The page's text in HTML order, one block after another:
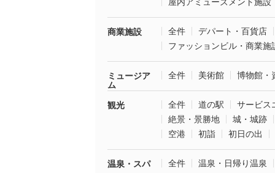
商業施設 全件
デパート・百貨店
ファッションビル・商業施
ミュージア
ム
全件 美術館 博物館・
観光 全件 道の駅
サービス
絶景・景勝地
城・城跡
空港
初詣 初日の出
温泉・スパ 全件 温泉・日帰り温泉